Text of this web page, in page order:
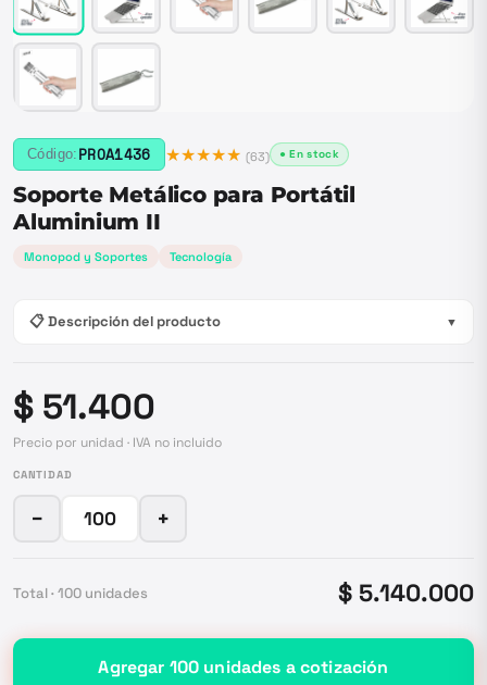
Código: PROA1436 ★★★★★ (63) ● En stock
Soporte Metálico para Portátil
Aluminium II
Monopod y Soportes Tecnología
📋 Descripción del producto ▼
$ 51.400
Precio por unidad · IVA no incluido
CANTIDAD
− +
Total · 100 unidades $ 5.140.000
Agregar 100 unidades a cotización